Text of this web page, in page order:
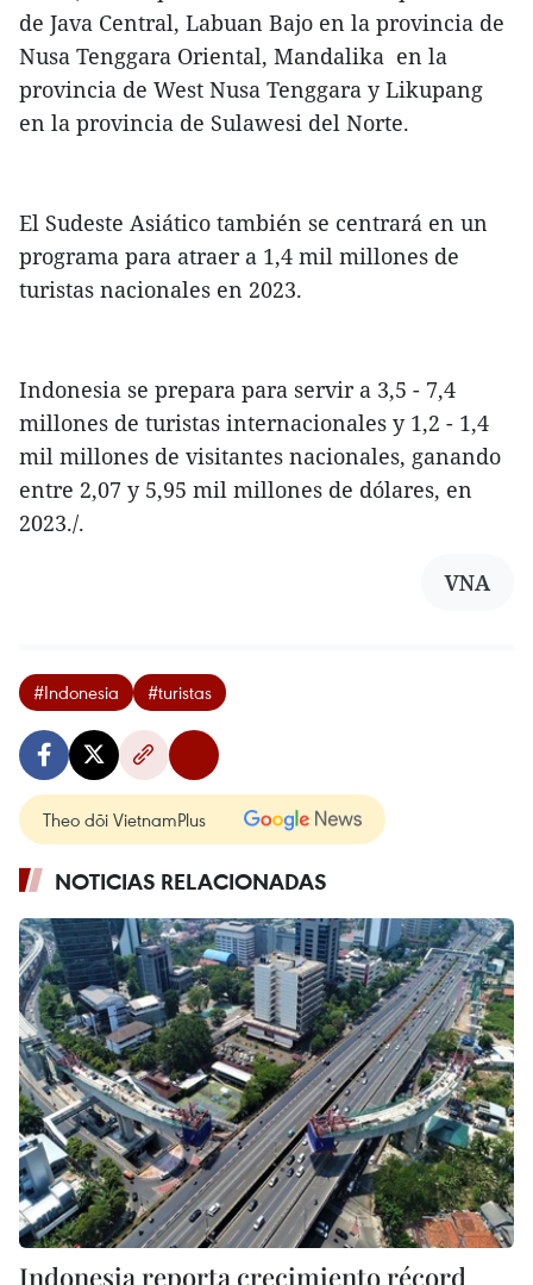
de Java Central, Labuan Bajo en la provincia de
Nusa Tenggara Oriental, Mandalika en la
provincia de West Nusa Tenggara y Likupang
en la provincia de Sulawesi del Norte.
El Sudeste Asiático también se centrará en un
programa para atraer a 1,4 mil millones de
turistas nacionales en 2023.
Indonesia se prepara para servir a 3,5 - 7,4
millones de turistas internacionales y 1,2 - 1,4
mil millones de visitantes nacionales, ganando
entre 2,07 y 5,95 mil millones de dólares, en
2023./.
VNA
#Indonesia #turistas
Theo dõi VietnamPlus
NOTICIAS RELACIONADAS
Indonesia reporta crecimiento récord